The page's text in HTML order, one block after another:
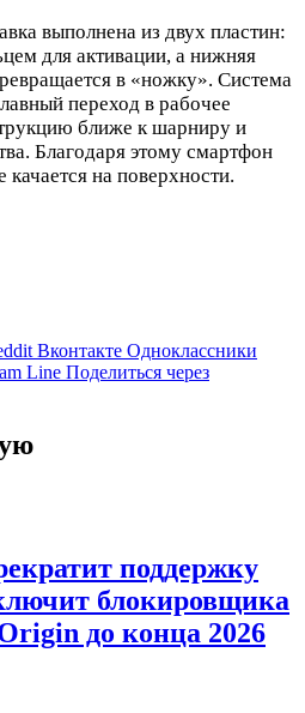
выполнена из двух пластин:
для активации, а нижняя
в «ножку». Система
переход в рабочее
ближе к шарниру и
Благодаря этому смартфон
на поверхности.
Вконтакте Одноклассники
Line Поделиться через
поддержку
блокировщика
до конца 2026